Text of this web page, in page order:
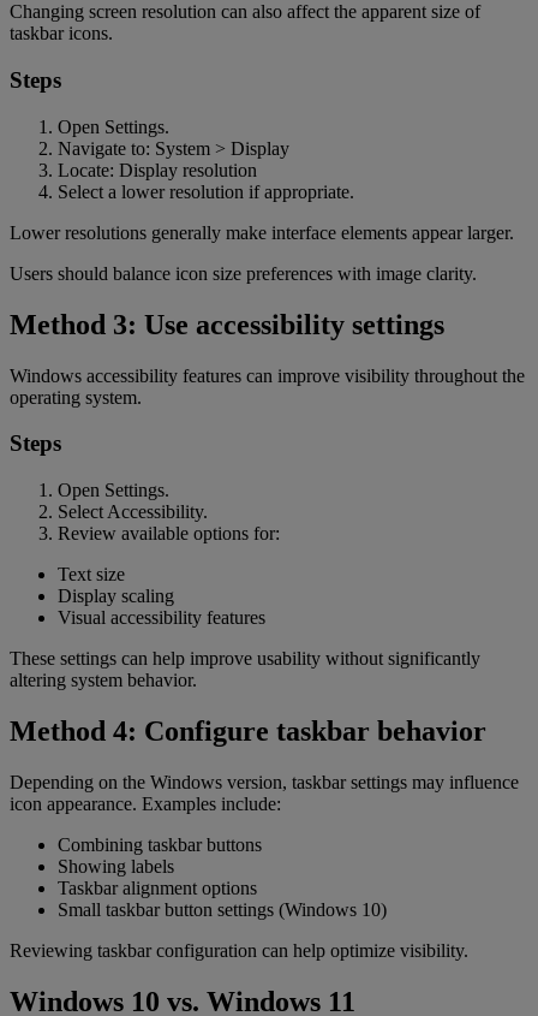
Changing screen resolution can also affect the apparent size of
taskbar icons.
Steps
Open Settings.
Navigate to: System > Display
Locate: Display resolution
Select a lower resolution if appropriate.
Lower resolutions generally make interface elements appear larger.
Users should balance icon size preferences with image clarity.
Method 3: Use accessibility settings
Windows accessibility features can improve visibility throughout the
operating system.
Steps
Open Settings.
Select Accessibility.
Review available options for:
Text size
Display scaling
Visual accessibility features
These settings can help improve usability without significantly
altering system behavior.
Method 4: Configure taskbar behavior
Depending on the Windows version, taskbar settings may influence
icon appearance. Examples include:
Combining taskbar buttons
Showing labels
Taskbar alignment options
Small taskbar button settings (Windows 10)
Reviewing taskbar configuration can help optimize visibility.
Windows 10 vs. Windows 11